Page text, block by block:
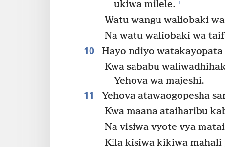
ukiwa milele. +
Watu wangu waliobaki
Na watu waliobaki wa
10 Hayo ndiyo
Kwa sababu
Yehova wa majeshi.
11 Yehova atawaogopesha
Kwa maana ataiharibu
Na visiwa vyote vya
Kila kisiwa kikiwa mahali